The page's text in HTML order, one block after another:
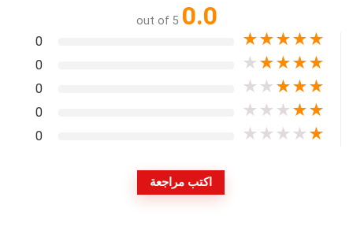
0.0
out of 5
★
★
★
★
★
0
★
★
★
★
★
0
★
★
★
★
★
0
★
★
★
★
★
0
★
★
★
★
★
0
اكتب مراجعة